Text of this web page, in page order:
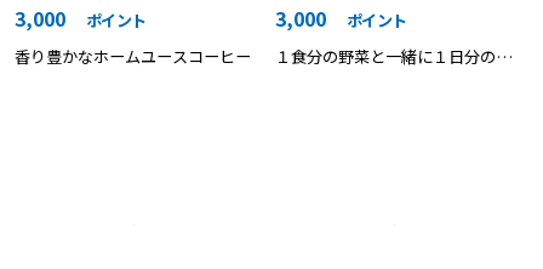
3,000
ポイント
香り豊かなホームユースコーヒー
3,000
ポイント
１食分の野菜と一緒に１日分の鉄